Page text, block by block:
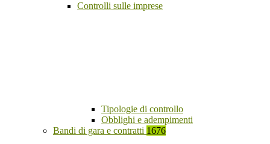
Controlli sulle imprese
Tipologie di controllo
Obblighi e adempimenti
Bandi di gara e contratti 1676